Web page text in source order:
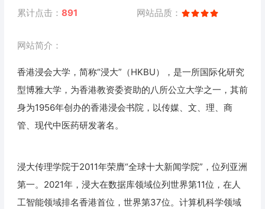
累计点击： 891 网站品质：
网站简介：
香港浸会大学，简称“浸大”（HKBU），是一所国际化研究
型博雅大学，为香港教资委资助的八所公立大学之一，其前
身为1956年创办的香港浸会书院，以传媒、文、理、商
管、现代中医药研发著名。
浸大传理学院于2011年荣膺“全球十大新闻学院”，位列亚洲
第一。2021年，浸大在数据库领域位列世界第11位，在人
工智能领域排名香港首位，世界第37位。计算机科学领域